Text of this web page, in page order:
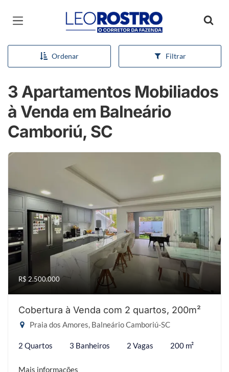
Página inicial
Ordenar Filtrar
3 Apartamentos Mobiliados
à Venda em Balneário
Camboriú, SC
R$ 2.500.000
Cobertura à Venda com 2 quartos, 200m²
Praia dos Amores, Balneário Camboriú-SC
2 Quartos 3 Banheiros 2 Vagas 200 m²
Mais informações